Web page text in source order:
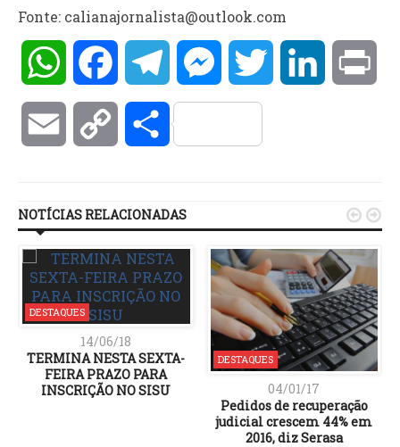
Fonte: calianajornalista@outlook.com
WhatsAppFacebookTelegramMessengerTwitter LinkedIn
Email Copy Compartilhar
NOTÍCIAS RELACIONADAS
DESTAQUES
14/06/18
TERMINA NESTA SEXTA-
FEIRA PRAZO PARA
INSCRIÇÃO NO SISU
DESTAQUES
04/01/17
Pedidos de recuperação
judicial crescem 44% em
2016, diz Serasa
 